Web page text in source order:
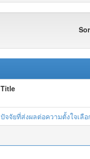
Title
ปัจจัยที่ส่งผลต่อความตั้งใจเลื